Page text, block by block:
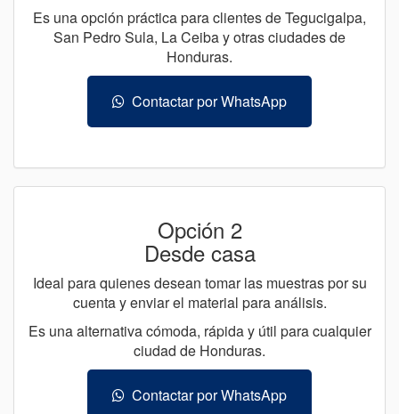
Es una opción práctica para clientes de Tegucigalpa,
San Pedro Sula, La Ceiba y otras ciudades de
Honduras.
Contactar por WhatsApp
Opción 2
Desde casa
Ideal para quienes desean tomar las muestras por su
cuenta y enviar el material para análisis.
Es una alternativa cómoda, rápida y útil para cualquier
ciudad de Honduras.
Contactar por WhatsApp